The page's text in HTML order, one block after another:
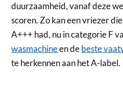
duurzaamheid, vanaf deze
scoren. Zo kan een vriezer
A+++ had, nu in categorie F
wasmachineen debeste
te herkennen aan het A-label.